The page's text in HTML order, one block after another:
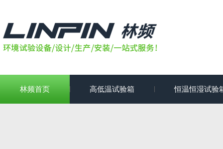
林频首页 高低温试验箱 恒温恒湿试验